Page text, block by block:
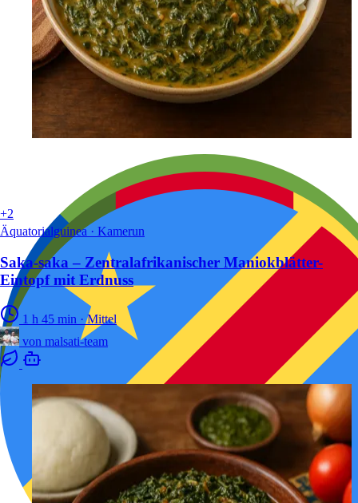
+2
Äquatorialguinea · Kamerun
Saka-saka – Zentralafrikanischer Maniokblätter-
Eintopf mit Erdnuss
1 h 45 min ·Mittel
von malsati-team